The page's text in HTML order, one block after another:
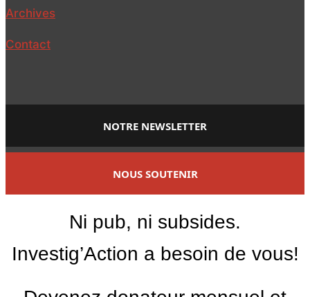
Archives
Contact
NOTRE NEWSLETTER
NOUS SOUTENIR
Ni pub, ni subsides.
Investig’Action a besoin de vous!